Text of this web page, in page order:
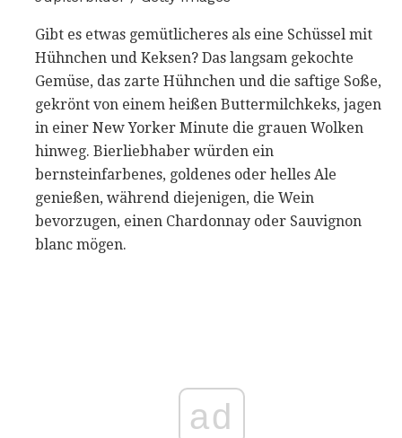
Gibt es etwas gemütlicheres als eine Schüssel mit
Hühnchen und Keksen? Das langsam gekochte
Gemüse, das zarte Hühnchen und die saftige Soße,
gekrönt von einem heißen Buttermilchkeks, jagen
in einer New Yorker Minute die grauen Wolken
hinweg. Bierliebhaber würden ein
bernsteinfarbenes, goldenes oder helles Ale
genießen, während diejenigen, die Wein
bevorzugen, einen Chardonnay oder Sauvignon
blanc mögen.
ad